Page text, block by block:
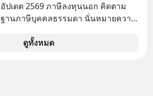
อัปเดต 2569 ภาษีลงทุนนอก คิดตาม
ฐานภาษีบุคคลธรรมดา นั่นหมายความ
ดูทั้งหมด